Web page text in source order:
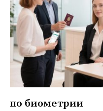
по биометрии